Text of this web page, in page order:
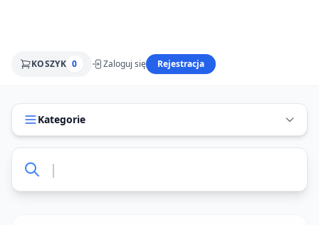
KOSZYK 0 Zaloguj się Rejestracja
Kategorie